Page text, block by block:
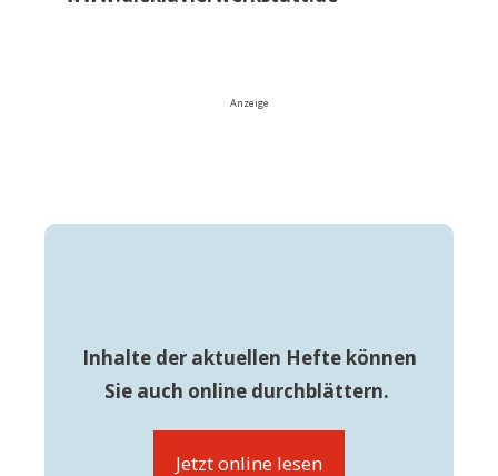
Anzeige
Inhalte der aktuellen Hefte können
Sie auch online durchblättern.
Jetzt online lesen